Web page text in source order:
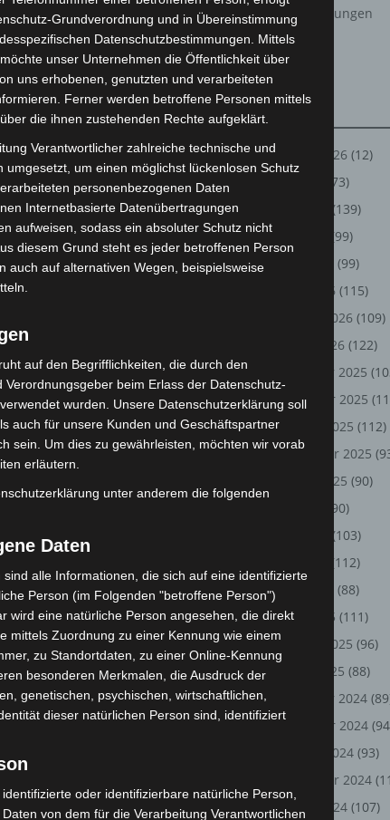
der Stadt
ein. Als
er Themen und Anliegen in
mit zahlreichen Projekten
Schulprojekten,
ehrenamtliche
Jahren einen wichtigen
seit über drei
Beauftragte für Integration und
gesucht, die ihre
Jahren einbringen möchten.“
engagierte Mitglieder: „Der
Handelns. Viele unserer
Besonders schön ist es
die das Miteinander in
Garten als Ort der
und
haben.
die Teilnahme an Sitzungen
Veranstaltungen
Welt
August 2026 (12)
(73)
(139)
(99)
(99)
März 2026 (115)
Februar 2026 (109)
Januar 2026 (122)
Dezember 2025
November 2025
Oktober 2025 (112)
September 2025
August 2025 (90)
(90)
(103)
(112)
April 2025
(88)
März 2025 (111)
Februar 2025 (96)
Januar 2025 (88)
Dezember 2024
November 2024
Oktober 2024 (93)
September 2024
August 2024 (107)
Grundverordnung und in Übereinstimmung
Datenschutzbestimmungen. Mittels
unser Unternehmen die Öffentlichkeit über
uns erhobenen, genutzten und verarbeiteten
Ferner werden betroffene Personen mittels
die ihnen zustehenden Rechte aufgeklärt.
Verantwortlicher zahlreiche technische und
um einen möglichst lückenlosen Schutz
personenbezogenen Daten
Internetbasierte Datenübertragungen
aufweisen, sodass ein absoluter Schutz nicht
diesem Grund steht es jeder betroffenen Person
auch auf alternativen Wegen, beispielsweise
auf den Begrifflichkeiten, die durch den
Verordnungsgeber beim Erlass der Datenschutz-
wurden. Unsere Datenschutzerklärung soll
auch für unsere Kunden und Geschäftspartner
sein. Um dies zu gewährleisten, möchten wir vorab
erläutern.
unter anderem die folgenden
Daten
alle Informationen, die sich auf eine identifizierte
Person (im Folgenden "betroffene Person")
wird eine natürliche Person angesehen, die direkt
mittels Zuordnung zu einer Kennung wie einem
zu Standortdaten, zu einer Online-Kennung
besonderen Merkmalen, die Ausdruck der
genetischen, psychischen, wirtschaftlichen,
dieser natürlichen Person sind, identifiziert
oder identifizierbare natürliche Person,
von dem für die Verarbeitung Verantwortlichen